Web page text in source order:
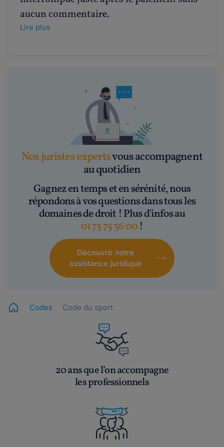
aucun commentaire.
Lire plus
Nos juristes expertsvous accompagnent
au quotidien
Gagnez en temps et en sérénité, nous
répondons à vos questions dans tous les
domaines de droit ! Plus d'infos au
01 75 75 36 00 !
Découvrir notre
assistance juridique
Codes Code du sport
20 ans que l’on accompagne
les professionnels